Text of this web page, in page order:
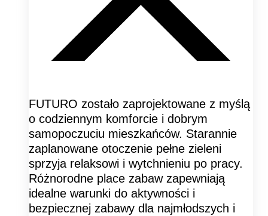
FUTURO zostało zaprojektowane z myślą
o codziennym komforcie i dobrym
samopoczuciu mieszkańców. Starannie
zaplanowane otoczenie pełne zieleni
sprzyja relaksowi i wytchnieniu po pracy.
Różnorodne place zabaw zapewniają
idealne warunki do aktywności i
bezpiecznej zabawy dla najmłodszych i